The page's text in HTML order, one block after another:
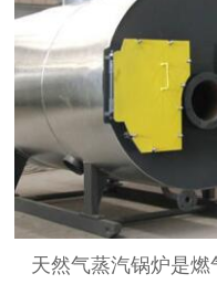
天然气蒸汽锅炉是燃